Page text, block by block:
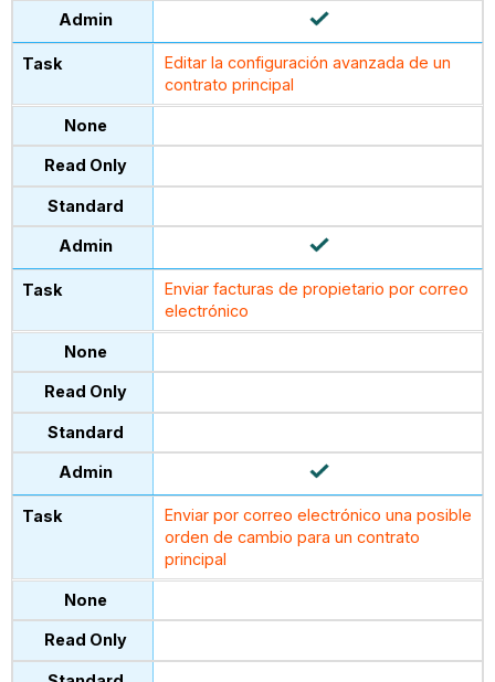
Editar la configuración avanzada de un
contrato principal
Enviar facturas de propietario por correo
electrónico
Enviar por correo electrónico una posible
orden de cambio para un contrato
principal